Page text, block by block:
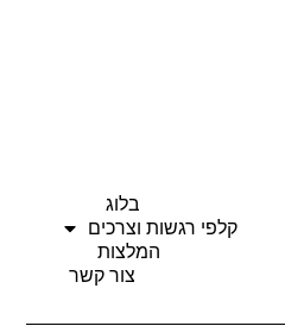
בלוג
קלפי רגשות וצרכים
המלצות
צור קשר